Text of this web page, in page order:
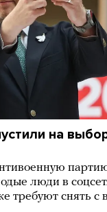
на
люди в
требуют снять с